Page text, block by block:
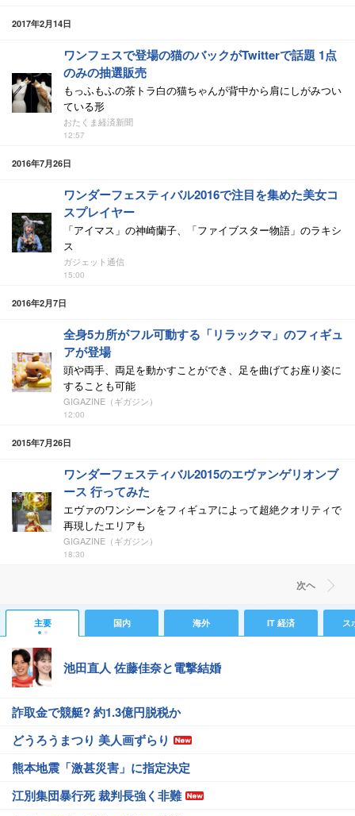
2017年2月14日
ワンフェスで登場の猫のバックがTwitterで話題 1点
のみの抽選販売
もっふもふの茶トラ白の猫ちゃんが背中から肩にしがみつい
ている形
おたくま経済新聞
12:57
2016年7月26日
ワンダーフェスティバル2016で注目を集めた美女コ
スプレイヤー
「アイマス」の神崎蘭子、「ファイブスター物語」のラキシ
ス
ガジェット通信
15:00
2016年2月7日
全身5カ所がフル可動する「リラックマ」のフィギュ
アが登場
頭や両手、両足を動かすことができ、足を曲げてお座り姿に
することも可能
GIGAZINE（ギガジン）
12:00
2015年7月26日
ワンダーフェスティバル2015のエヴァンゲリオンブ
ース 行ってみた
エヴァのワンシーンをフィギュアによって超絶クオリティで
再現したエリアも
GIGAZINE（ギガジン）
18:30
次ヘ
主要 国内 海外 IT 経済 ス
池田直人 佐藤佳奈と電撃結婚
詐取金で競艇? 約1.3億円脱税か
どうろうまつり 美人画ずらり
熊本地震「激甚災害」に指定決定
江別集団暴行死 裁判長強く非難